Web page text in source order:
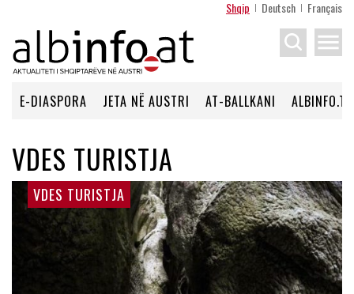
Shqip Deutsch Français
menu
E-DIASPORA JETA NË AUSTRI AT-BALLKANI ALBINFO.TV
VDES TURISTJA
VDES TURISTJA